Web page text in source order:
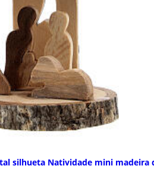
silhueta Natividade mini madeira